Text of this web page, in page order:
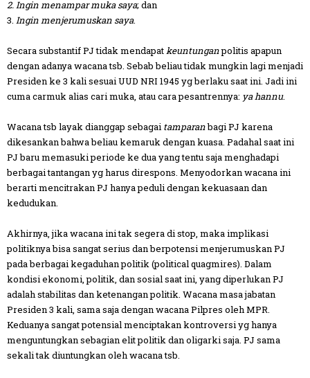
2.Ingin menampar muka saya; dan
3. Ingin menjerumuskan saya.
Secara substantif PJ tidak mendapatkeuntunganpolitis apapun
dengan adanya wacana tsb. Sebab beliau tidak mungkin lagi menjadi
Presiden ke 3 kali sesuai UUD NRI 1945 yg berlaku saat ini. Jadi ini
cuma carmuk alias cari muka, atau cara pesantrennya: ya hannu.
Wacana tsb layak dianggap sebagai tamparanbagi PJ karena
dikesankan bahwa beliau kemaruk dengan kuasa. Padahal saat ini
PJ baru memasuki periode ke dua yang tentu saja menghadapi
berbagai tantangan yg harus direspons. Menyodorkan wacana ini
berarti mencitrakan PJ hanya peduli dengan kekuasaan dan
kedudukan.
Akhirnya, jika wacana ini tak segera di stop, maka implikasi
politiknya bisa sangat serius dan berpotensi menjerumuskan PJ
pada berbagai kegaduhan politik (political quagmires). Dalam
kondisi ekonomi, politik, dan sosial saat ini, yang diperlukan PJ
adalah stabilitas dan ketenangan politik. Wacana masa jabatan
Presiden 3 kali, sama saja dengan wacana Pilpres oleh MPR.
Keduanya sangat potensial menciptakan kontroversi yg hanya
menguntungkan sebagian elit politik dan oligarki saja. PJ sama
sekali tak diuntungkan oleh wacana tsb.